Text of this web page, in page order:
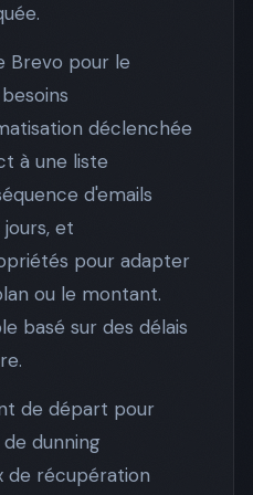
Brevo pour le
déclenchée
à une liste
d'emails
et
pour adapter
ou le montant.
basé sur des délais
de départ pour
dunning
de récupération